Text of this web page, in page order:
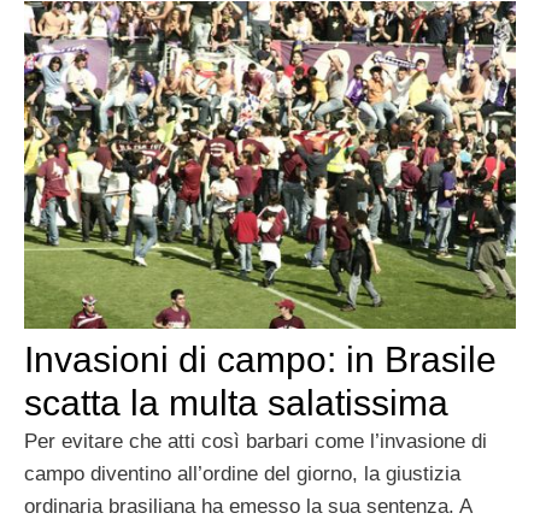
Invasioni di campo: in Brasile
scatta la multa salatissima
Per evitare che atti così barbari come l’invasione di
campo diventino all’ordine del giorno, la giustizia
ordinaria brasiliana ha emesso la sua sentenza. A